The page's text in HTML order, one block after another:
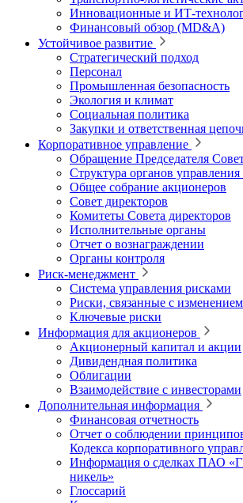
Инновационные и
Финансовый обзор (MD&A)
Устойчивое развитие
Стратегический подход
Персонал
Промышленная безопасность
Экология и климат
Социальная политика
Закупки и ответственная
Корпоративное управление
Обращение Председателя
Структура органов управления
Общее собрание акционеров
Совет директоров
Комитеты Совета директоров
Исполнительные органы
Отчет о вознаграждении
Органы контроля
Риск-менеджмент
Система управления рисками
Риски, связанные с
Ключевые риски
Информация для акционеров
Акционерный капитал и акции
Дивидендная политика
Облигации
Взаимодействие с инвесторами
Дополнительная информация
Финансовая отчетность
Отчет о соблюдении
Кодекса корпоративного
Информация о сделках ПАО
никель»
Глоссарий